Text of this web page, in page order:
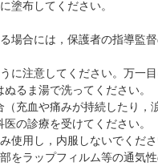
塗布してください。
場合には，保護者の指導監
に注意してください。万一
るま湯で洗ってください。
（充血や痛みが持続したり，
の診療を受けてください。
使用し，内服しないでくださ
をラップフィルム等の通気